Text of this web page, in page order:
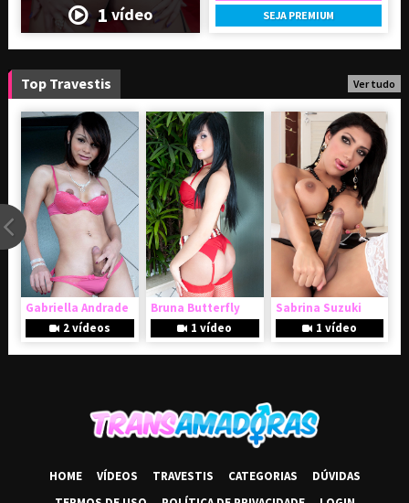
1 vídeo
SEJA PREMIUM
Top Travestis Ver tudo
Gabriella Andrade
2 vídeos
Bruna Butterfly
1 vídeo
Sabrina Suzuki
1 vídeo
HOME VÍDEOS TRAVESTIS CATEGORIAS
DÚVIDAS